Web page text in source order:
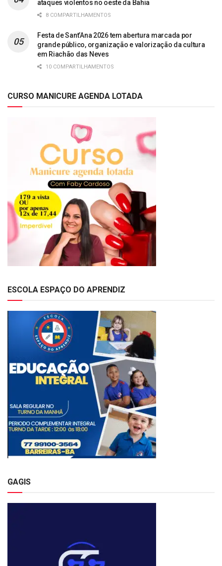
ataques violentos no oeste da Bahia
8 COMPARTILHAMENTOS
Festa de Sant’Ana 2026 tem abertura marcada por
grande público, organização e valorização da cultura
em Riachão das Neves
10 COMPARTILHAMENTOS
CURSO MANICURE AGENDA LOTADA
ESCOLA ESPAÇO DO APRENDIZ
GAGIS